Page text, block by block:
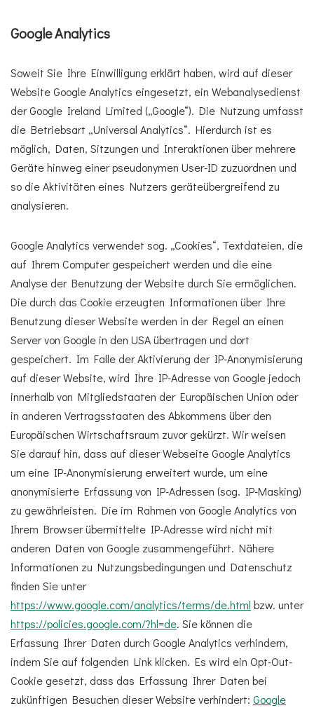
Google Analytics
Soweit Sie Ihre Einwilligung erklärt haben, wird auf dieser
Website Google Analytics eingesetzt, ein Webanalysedienst
der Google Ireland Limited („Google“). Die Nutzung umfasst
die Betriebsart „Universal Analytics“. Hierdurch ist es
möglich, Daten, Sitzungen und Interaktionen über mehrere
Geräte hinweg einer pseudonymen User-ID zuzuordnen und
so die Aktivitäten eines Nutzers geräteübergreifend zu
analysieren.
Google Analytics verwendet sog. „Cookies“, Textdateien, die
auf Ihrem Computer gespeichert werden und die eine
Analyse der Benutzung der Website durch Sie ermöglichen.
Die durch das Cookie erzeugten Informationen über Ihre
Benutzung dieser Website werden in der Regel an einen
Server von Google in den USA übertragen und dort
gespeichert. Im Falle der Aktivierung der IP-Anonymisierung
auf dieser Website, wird Ihre IP-Adresse von Google jedoch
innerhalb von Mitgliedstaaten der Europäischen Union oder
in anderen Vertragsstaaten des Abkommens über den
Europäischen Wirtschaftsraum zuvor gekürzt. Wir weisen
Sie darauf hin, dass auf dieser Webseite Google Analytics
um eine IP-Anonymisierung erweitert wurde, um eine
anonymisierte Erfassung von IP-Adressen (sog. IP-Masking)
zu gewährleisten. Die im Rahmen von Google Analytics von
Ihrem Browser übermittelte IP-Adresse wird nicht mit
anderen Daten von Google zusammengeführt. Nähere
Informationen zu Nutzungsbedingungen und Datenschutz
finden Sie unter
https://www.google.com/analytics/terms/de.html bzw. unter
https://policies.google.com/?hl=de. Sie können die
Erfassung Ihrer Daten durch Google Analytics verhindern,
indem Sie auf folgenden Link klicken. Es wird ein Opt-Out-
Cookie gesetzt, dass das Erfassung Ihrer Daten bei
zukünftigen Besuchen dieser Website verhindert: Google